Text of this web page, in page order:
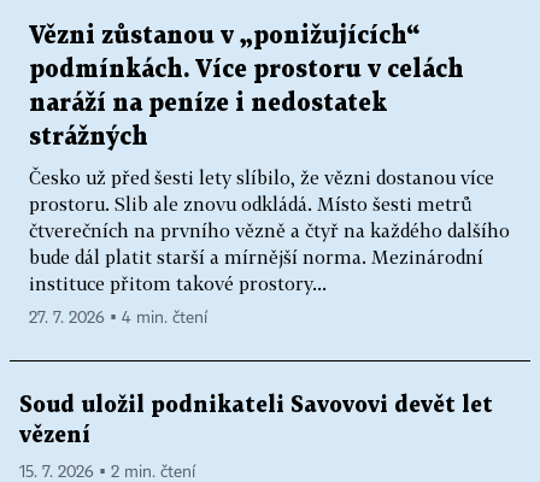
Vězni zůstanou v „ponižujících“
podmínkách. Více prostoru v celách
naráží na peníze i nedostatek
strážných
Česko už před šesti lety slíbilo, že vězni dostanou více
prostoru. Slib ale znovu odkládá. Místo šesti metrů
čtverečních na prvního vězně a čtyř na každého dalšího
bude dál platit starší a mírnější norma. Mezinárodní
instituce přitom takové prostory...
27. 7. 2026 ▪ 4 min. čtení
Soud uložil podnikateli Savovovi devět let
vězení
15. 7. 2026 ▪ 2 min. čtení